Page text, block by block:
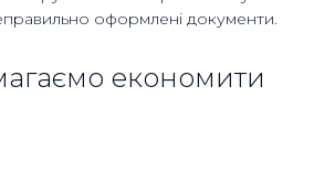
оформлені документи.
економити